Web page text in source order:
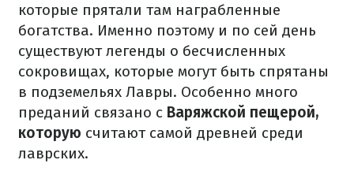
которые прятали там награбленные
богатства. Именно поэтому и по сей день
существуют легенды о бесчисленных
сокровищах, которые могут быть спрятаны
в подземельях Лавры. Особенно много
преданий связано с Варяжской пещерой,
которую считают самой древней среди
лаврских.